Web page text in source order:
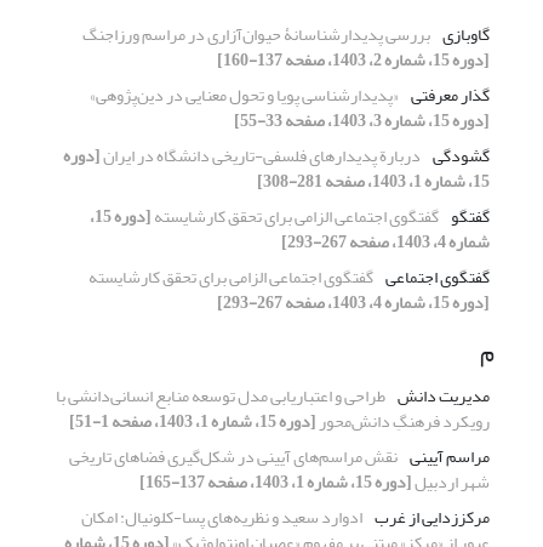
گاوبازی بررسی پدیدارشناسانۀ حیوان‌آزاری در مراسم ورزاجنگ
[دوره 15، شماره 2، 1403، صفحه 137-160]
گذار معرفتی «پدیدارشناسی پویا و تحول معنایی در دین‌پژوهی»
[دوره 15، شماره 3، 1403، صفحه 33-55]
گشودگی دربارة پدیدارهای فلسفی-تاریخی دانشگاه در ایران[دوره
15، شماره 1، 1403، صفحه 281-308]
گفتگو گفتگوی اجتماعی الزامی برای تحقق کارشایسته [دوره 15،
شماره 4، 1403، صفحه 267-293]
گفتگوی اجتماعی گفتگوی اجتماعی الزامی برای تحقق کارشایسته
[دوره 15، شماره 4، 1403، صفحه 267-293]
م
مدیریت دانش طراحی و اعتباریابی مدل توسعه ‌منابع انسانی‌دانشی با
رویکرد فرهنگِ ‌دانش‌محور[دوره 15، شماره 1، 1403، صفحه 1-51]
مراسم‌ آیینی نقش مراسم‌های آیینی در شکل‌گیری فضاهای تاریخی
شهر اردبیل[دوره 15، شماره 1، 1403، صفحه 137-165]
مرکززدایی از غرب ادوارد سعید و نظریه‌های پسا-کلونیال: امکان